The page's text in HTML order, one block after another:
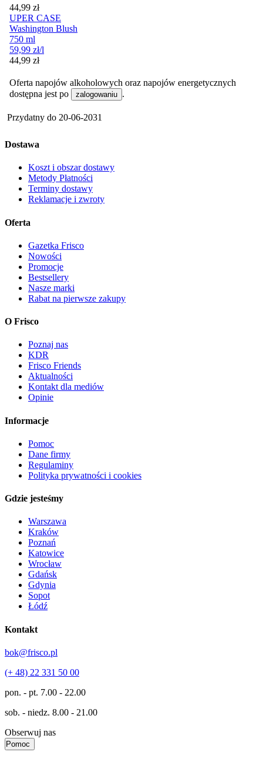
Cena
44,99 zł
UPER CASE
Washington Blush
750 ml
59,99 zł/l
Cena
44,99 zł
Oferta napojów alkoholowych oraz napojów energetycznych
dostępna jest po
zalogowaniu .
Przydatny do 20-06-2031
Dostawa
Koszt i obszar dostawy
Metody Płatności
Terminy dostawy
Reklamacje i zwroty
Oferta
Gazetka Frisco
Nowości
Promocje
Bestsellery
Nasze marki
Rabat na pierwsze zakupy
O Frisco
Poznaj nas
KDR
Frisco Friends
Aktualności
Kontakt dla mediów
Opinie
Informacje
Pomoc
Dane firmy
Regulaminy
Polityka prywatności i cookies
Gdzie jesteśmy
Warszawa
Kraków
Poznań
Katowice
Wrocław
Gdańsk
Gdynia
Sopot
Łódź
Kontakt
bok@frisco.pl
(+ 48) 22 331 50 00
pon. - pt. 7.00 - 22.00
sob. - niedz. 8.00 - 21.00
Obserwuj nas
Pomoc